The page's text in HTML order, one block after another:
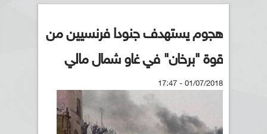
هجوم يستهدف جنودا فرنسيين من
قوة "برخان" في غاو شمال مالي
01/07/2018 - 17:47